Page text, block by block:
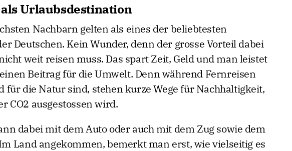
Urlaubsdestination
Nachbarn gelten als eines der beliebtesten
Deutschen. Kein Wunder, denn der grosse Vorteil dabei
weit reisen muss. Das spart Zeit, Geld und man leistet
Beitrag für die Umwelt. Denn während Fernreisen
für die Natur sind, stehen kurze Wege für Nachhaltigkeit,
CO2 ausgestossen wird.
dabei mit dem Auto oder auch mit dem Zug sowie dem
Land angekommen, bemerkt man erst, wie vielseitig es